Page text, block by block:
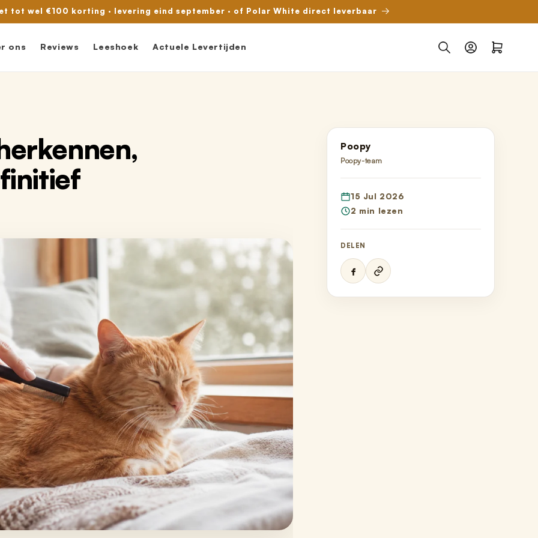
tot wel €100 korting · levering eind september · of Polar White direct leverbaar
ons Reviews Leeshoek Actuele Levertijden Inloggen
Winkelwagen
Poopy
Poopy-team
15 Jul 2026
2 min lezen
DELEN